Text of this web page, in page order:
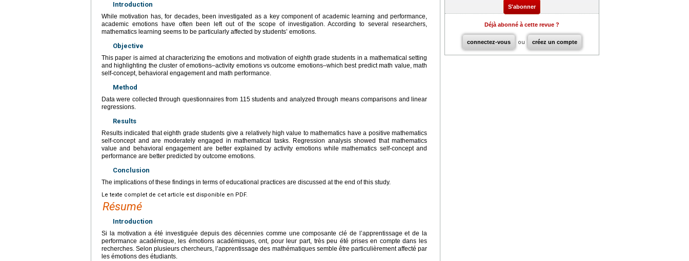
Introduction
While motivation has, for decades, been investigated as a key component of academic learning and performance,
academic emotions have often been left out of the scope of investigation. According to several researchers,
mathematics learning seems to be particularly affected by students’ emotions.
Objective
This paper is aimed at characterizing the emotions and motivation of eighth grade students in a mathematical setting
and highlighting the cluster of emotions–activity emotions vs outcome emotions–which best predict math value, math
self-concept, behavioral engagement and math performance.
Method
Data were collected through questionnaires from 115 students and analyzed through means comparisons and linear
regressions.
Results
Results indicated that eighth grade students give a relatively high value to mathematics have a positive mathematics
self-concept and are moderately engaged in mathematical tasks. Regression analysis showed that mathematics
value and behavioral engagement are better explained by activity emotions while mathematics self-concept and
performance are better predicted by outcome emotions.
Conclusion
The implications of these findings in terms of educational practices are discussed at the end of this study.
Le texte complet de cet article est disponible en PDF.
Résumé
Introduction
Si la motivation a été investiguée depuis des décennies comme une composante clé de l’apprentissage et de la
performance académique, les émotions académiques, ont, pour leur part, très peu été prises en compte dans les
recherches. Selon plusieurs chercheurs, l’apprentissage des mathématiques semble être particulièrement affecté par
les émotions des étudiants.
S'abonner
Déjà abonné à cette revue ?
connectez-vous ou créez un compte